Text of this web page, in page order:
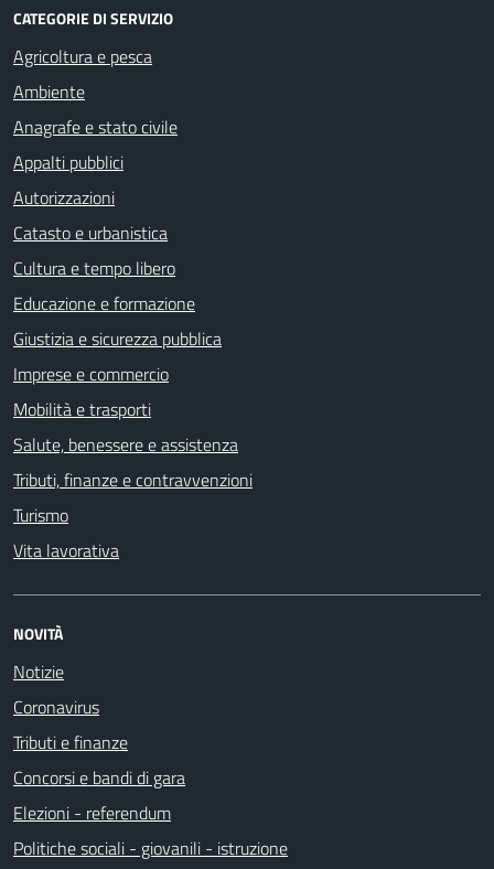
CATEGORIE DI SERVIZIO
Agricoltura e pesca
Ambiente
Anagrafe e stato civile
Appalti pubblici
Autorizzazioni
Catasto e urbanistica
Cultura e tempo libero
Educazione e formazione
Giustizia e sicurezza pubblica
Imprese e commercio
Mobilità e trasporti
Salute, benessere e assistenza
Tributi, finanze e contravvenzioni
Turismo
Vita lavorativa
NOVITÀ
Notizie
Coronavirus
Tributi e finanze
Concorsi e bandi di gara
Elezioni - referendum
Politiche sociali - giovanili - istruzione